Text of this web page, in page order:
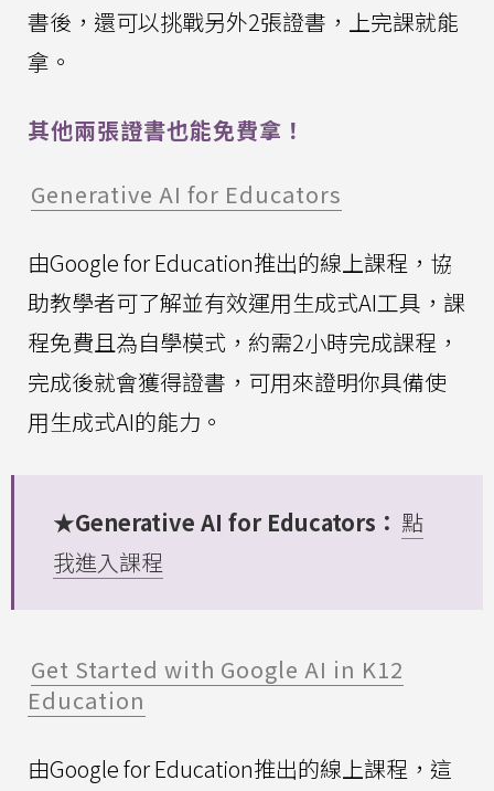
書後，還可以挑戰另外2張證書，上完課就能
拿。
其他兩張證書也能免費拿！
Generative AI for Educators
由Google for Education推出的線上課程，協
助教學者可了解並有效運用生成式AI工具，課
程免費且為自學模式，約需2小時完成課程，
完成後就會獲得證書，可用來證明你具備使
用生成式AI的能力。
★Generative AI for Educators： 點
我進入課程
Get Started with Google AI in K12
Education
由Google for Education推出的線上課程，這